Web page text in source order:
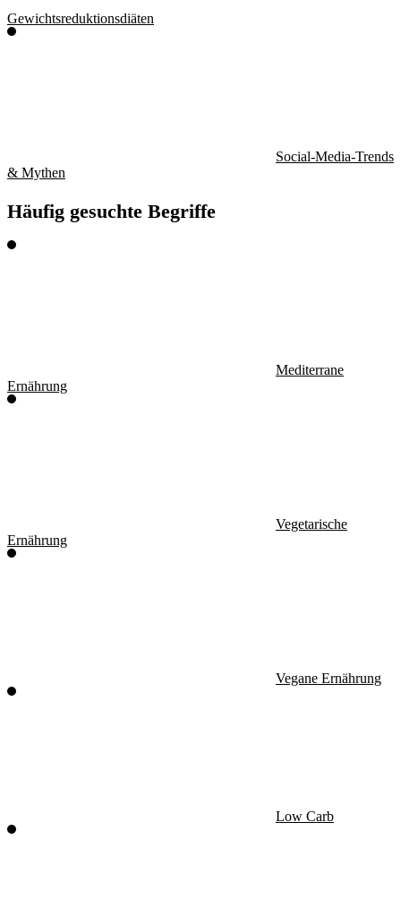
Gewichtsreduktionsdiäten
Social-Media-Trends
& Mythen
Häufig gesuchte Begriffe
Mediterrane
Ernährung
Vegetarische
Ernährung
Vegane Ernährung
Low Carb